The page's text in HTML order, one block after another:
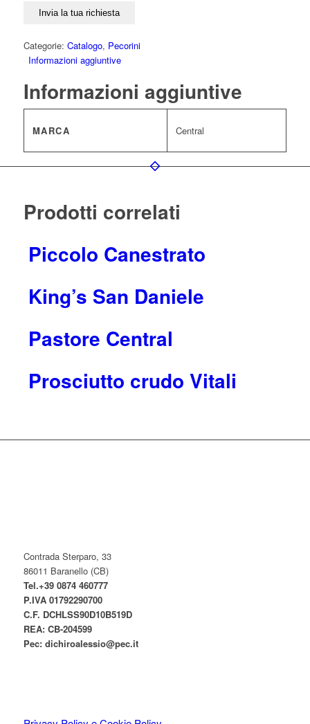
Categorie: Catalogo, Pecorini
Informazioni aggiuntive
Informazioni aggiuntive
MARCA Central
Prodotti correlati
Piccolo Canestrato
King’s San Daniele
Pastore Central
Prosciutto crudo Vitali
Contrada Sterparo, 33
86011 Baranello (CB)
Tel.+39 0874 460777
P.IVA 01792290700
C.F. DCHLSS90D10B519D
REA: CB-204599
Pec: dichiroalessio@pec.it